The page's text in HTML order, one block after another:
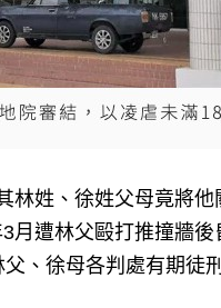
林姓、徐姓父母竟將
月遭林父毆打推撞牆
、徐母各判處有期徒